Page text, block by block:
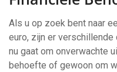
Als u op zoek bent naar
euro, zijn er
nu gaat om onverwachte
behoefte of gewoon om